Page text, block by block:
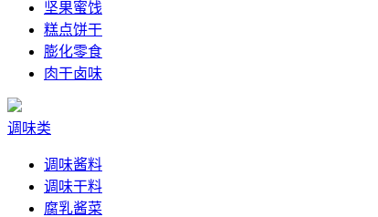
坚果蜜饯
糕点饼干
膨化零食
肉干卤味
调味类
调味酱料
调味干料
腐乳酱菜